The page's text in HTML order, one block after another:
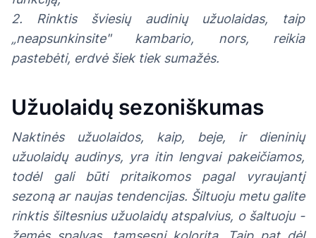
2. Rinktis šviesių audinių užuolaidas, taip
„neapsunkinsite" kambario, nors, reikia
pastebėti, erdvė šiek tiek sumažės.
Užuolaidų sezoniškumas
Naktinės užuolaidos, kaip, beje, ir dieninių
užuolaidų audinys, yra itin lengvai pakeičiamos,
todėl gali būti pritaikomos pagal vyraujantį
sezoną ar naujas tendencijas. Šiltuoju metu galite
rinktis šiltesnius užuolaidų atspalvius, o šaltuoju -